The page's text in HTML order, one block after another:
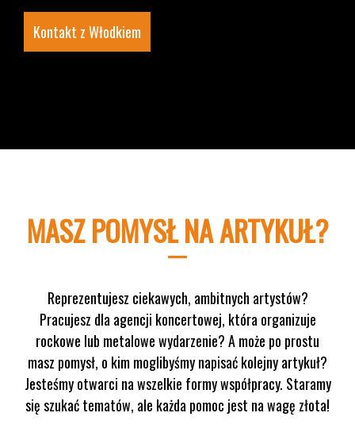
Kontakt z Włodkiem
MASZ POMYSŁ NA ARTYKUŁ?
Reprezentujesz ciekawych, ambitnych artystów?
Pracujesz dla agencji koncertowej, która organizuje
rockowe lub metalowe wydarzenie? A może po prostu
masz pomysł, o kim moglibyśmy napisać kolejny artykuł?
Jesteśmy otwarci na wszelkie formy współpracy. Staramy
się szukać tematów, ale każda pomoc jest na wagę złota!